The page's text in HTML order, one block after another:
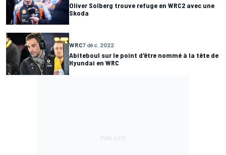
Oliver Solberg trouve refuge en WRC2 avec une
Skoda
WRC7 déc. 2022
Abiteboul sur le point d'être nommé à la tête de
Hyundai en WRC